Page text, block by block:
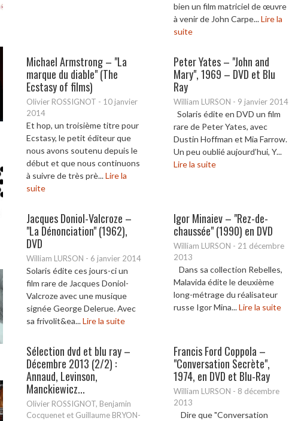
bien un film matriciel de œuvre
à venir de John Carpe...Lire la
suite
Michael Armstrong – "La
marque du diable" (The
Ecstasy of films)
Olivier ROSSIGNOT - 10 janvier
2014
Et hop, un troisième titre pour
Ecstasy, le petit éditeur que
nous avons soutenu depuis le
début et que nous continuons
à suivre de très prè...Lire la
suite
Peter Yates – "John and
Mary", 1969 – DVD et Blu
Ray
William LURSON - 9 janvier 2014
Solaris édite en DVD un film
rare de Peter Yates, avec
Dustin Hoffman et Mia Farrow.
Un peu oublié aujourd’hui, Y...
Lire la suite
Jacques Doniol-Valcroze –
"La Dénonciation" (1962),
DVD
William LURSON - 6 janvier 2014
Solaris édite ces jours-ci un
film rare de Jacques Doniol-
Valcroze avec une musique
signée George Delerue. Avec
sa frivolit&ea...Lire la suite
Igor Minaiev – "Rez-de-
chaussée" (1990) en DVD
William LURSON - 21 décembre
2013
Dans sa collection Rebelles,
Malavida édite le deuxième
long-métrage du réalisateur
russe Igor Mina...Lire la suite
Sélection dvd et blu ray –
Décembre 2013 (2/2) :
Annaud, Levinson,
Manckiewicz...
Olivier ROSSIGNOT, Benjamin
Cocquenet et Guillaume BRYON-
Francis Ford Coppola –
"Conversation Secrète",
1974, en DVD et Blu-Ray
William LURSON - 8 décembre
2013
Dire que "Conversation